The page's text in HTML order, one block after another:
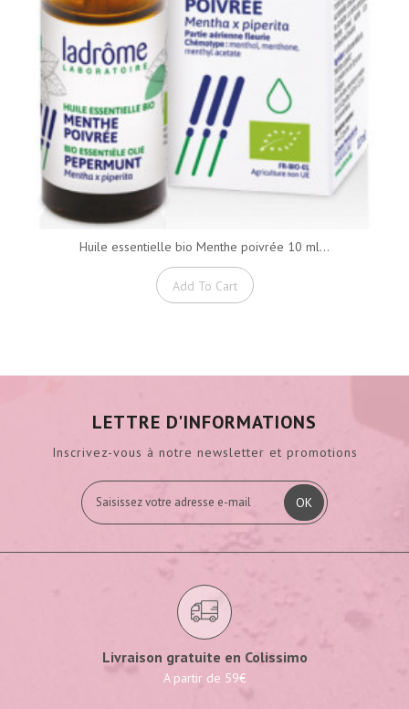
Huile essentielle bio Menthe poivrée 10 ml...
Add To Cart
LETTRE D'INFORMATIONS
Inscrivez-vous à notre newsletter et promotions
OK
Livraison gratuite en Colissimo
A partir de 59€